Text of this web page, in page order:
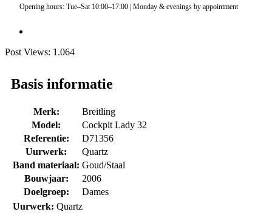
Opening hours: Tue–Sat 10:00–17:00 | Monday & evenings by appointment
Post Views: 1.064
Basis informatie
Merk:
Breitling
Model:
Cockpit Lady 32
Referentie:
D71356
Uurwerk:
Quartz
Band materiaal: Goud/Staal
Bouwjaar:
2006
Doelgroep:
Dames
Uurwerk: Quartz